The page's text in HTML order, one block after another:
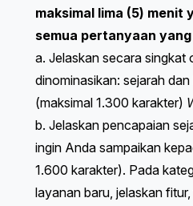
maksimal lima (5) menit
semua pertanyaan yang
a. Jelaskan secara singkat
dinominasikan: sejarah
(maksimal 1.300 karakter)
b. Jelaskan pencapaian
ingin Anda sampaikan
1.600 karakter). ​​Pada
layanan baru, jelaskan